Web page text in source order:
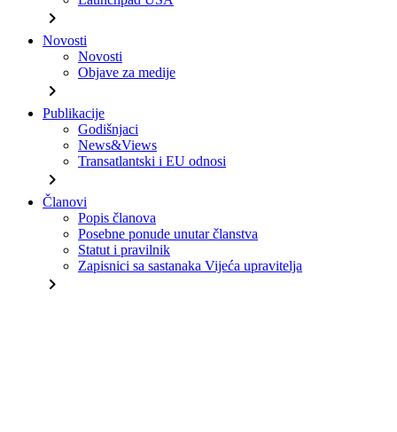
chevron_right
Novosti
Novosti
Objave za medije
chevron_right
Publikacije
Godišnjaci
News&Views
Transatlantski i EU odnosi
chevron_right
Članovi
Popis članova
Posebne ponude unutar članstva
Statut i pravilnik
Zapisnici sa sastanaka Vijeća upravitelja
chevron_right